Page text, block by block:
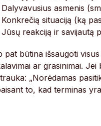
Dalyvavusius asmenis
Konkrečią situaciją (ką
Jūsų reakciją ir savijautą
pat būtina išsaugoti
ar grasinimai.
„Norėdamas
to, kad terminas